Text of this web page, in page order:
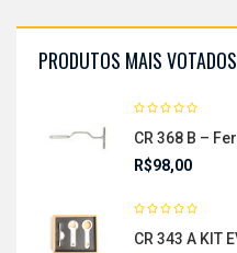
PRODUTOS MAIS VOTADOS
R$98,00